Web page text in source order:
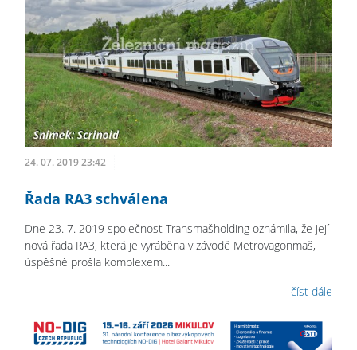
24. 07. 2019 23:42
Řada RA3 schválena
Dne 23. 7. 2019 společnost Transmašholding oznámila, že její
nová řada RA3, která je vyráběna v závodě Metrovagonmaš,
úspěšně prošla komplexem...
číst dále